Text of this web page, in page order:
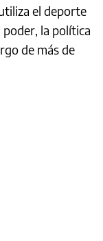
el deporte
la política
de más de